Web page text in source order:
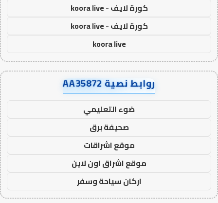
كورة لايف - koora live
كورة لايف - koora live
koora live
روابط نصية AA35872
ضوء التعليمي
صحيفة برق
موقع اشراقات
موقع اشراق اون لاين
اركان سياحة وسفر